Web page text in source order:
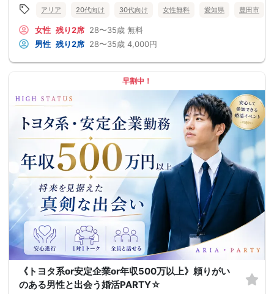
アリア 20代向け 30代向け 女性無料 愛知県 豊田市
女性 残り2席 28〜35歳 無料
男性 残り2席 28〜35歳 4,000円
早割中！
《トヨタ系or安定企業or年収500万以上》頼りがい
のある男性と出会う婚活PARTY☆